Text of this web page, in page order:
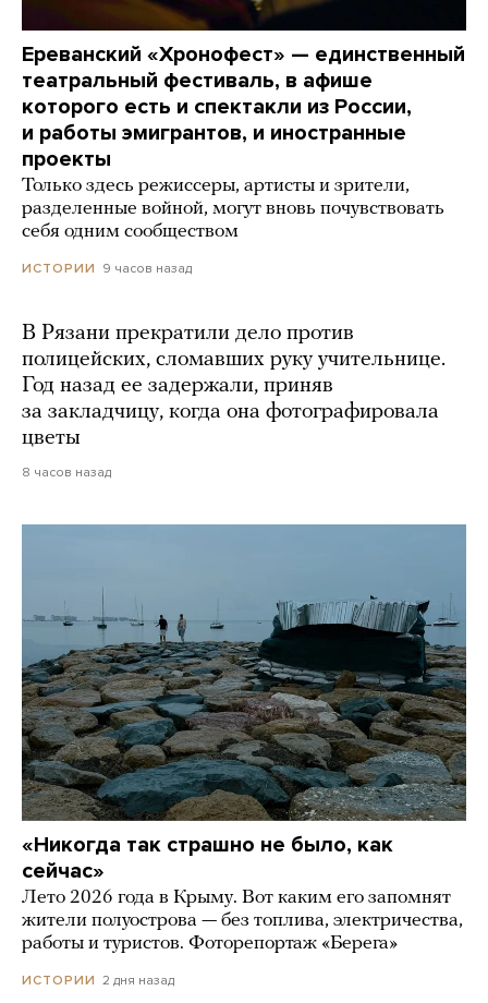
Ереванский «Хронофест» — единственный
театральный фестиваль, в афише
которого есть и спектакли из России,
и работы эмигрантов, и иностранные
проекты
Только здесь режиссеры, артисты и зрители,
разделенные войной, могут вновь почувствовать
себя одним сообществом
ИСТОРИИ 9 часов назад
В Рязани прекратили дело против
полицейских, сломавших руку учительнице.
Год назад ее задержали, приняв
за закладчицу, когда она фотографировала
цветы
8 часов назад
«Никогда так страшно не было, как
сейчас»
Лето 2026 года в Крыму. Вот каким его запомнят
жители полуострова — без топлива, электричества,
работы и туристов. Фоторепортаж «Берега»
ИСТОРИИ 2 дня назад